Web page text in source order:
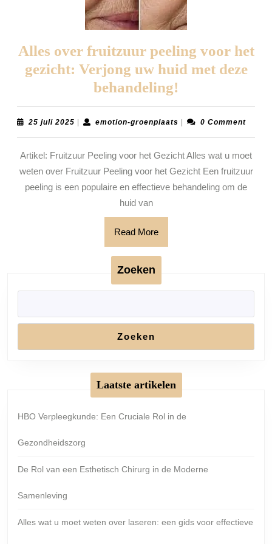
Alles over fruitzuur peeling voor het
gezicht: Verjong uw huid met deze
behandeling!
over
fruitzuur
peeling
voor
het
gezicht:
deze
25 juli 2025 25
emotion-groenplaatsemotion-0 Comment
Artikel: Fruitzuur Peeling voor het Gezicht Alles wat u moet
weten over Fruitzuur Peeling voor het Gezicht Een fruitzuur
peeling is een populaire en effectieve behandeling om de
huid van
Read MoreRead
More
Zoeken
Zoeken
Laatste artikelen
HBO Verpleegkunde: Een Cruciale Rol in de
Gezondheidszorg
De Rol van een Esthetisch Chirurg in de Moderne
Samenleving
Alles wat u moet weten over laseren: een gids voor effectieve